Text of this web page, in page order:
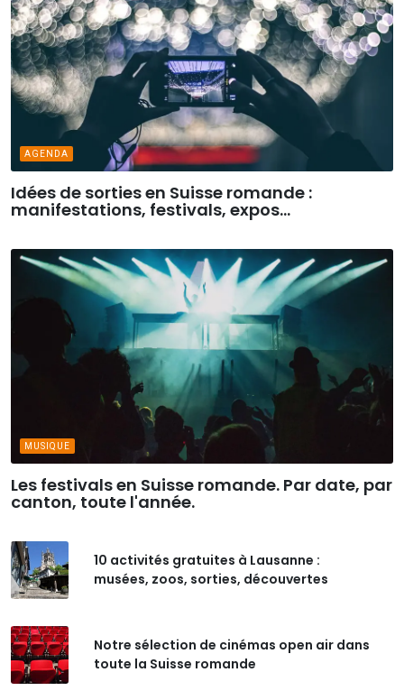
AGENDA
Idées de sorties en Suisse romande :
manifestations, festivals, expos...
MUSIQUE
Les festivals en Suisse romande. Par date, par
canton, toute l'année.
10 activités gratuites à Lausanne :
musées, zoos, sorties, découvertes
Notre sélection de cinémas open air dans
toute la Suisse romande